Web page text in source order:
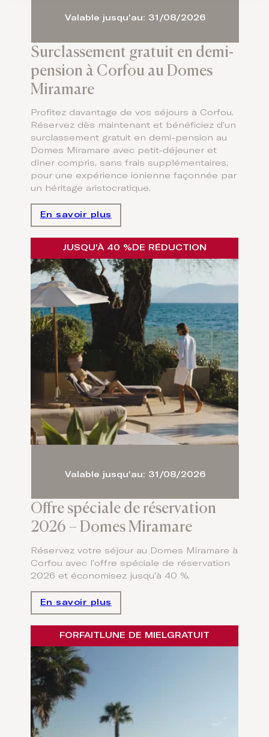
Surclassement gratuit en demi-
pension à Corfou au Domes
Miramare
Profitez davantage de vos séjours à Corfou.
Réservez dès maintenant et bénéficiez d’un
surclassement gratuit en demi-pension au
Domes Miramare avec petit-déjeuner et
dîner compris, sans frais supplémentaires,
pour une expérience ionienne façonnée par
un héritage aristocratique.
En savoir plus
Valable jusqu'au: 31/08/2026
Offre spéciale de réservation
2026 – Domes Miramare
Réservez votre séjour au Domes Miramare à
Corfou avec l’offre spéciale de réservation
2026 et économisez jusqu’à 40 %.
En savoir plus
JUSQU'À 40 % DE RÉDUCTION
Valable jusqu'au: 31/08/2026
FORFAIT LUNE DE MIELGRATUIT